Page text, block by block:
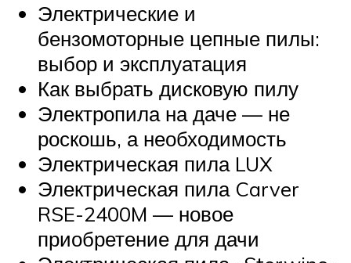
Электрические и
бензомоторные цепные пилы:
выбор и эксплуатация
Как выбрать дисковую пилу
Электропила на даче — не
роскошь, а необходимость
Электрическая пила LUX
Электрическая пила Carver
RSE-2400M — новое
приобретение для дачи